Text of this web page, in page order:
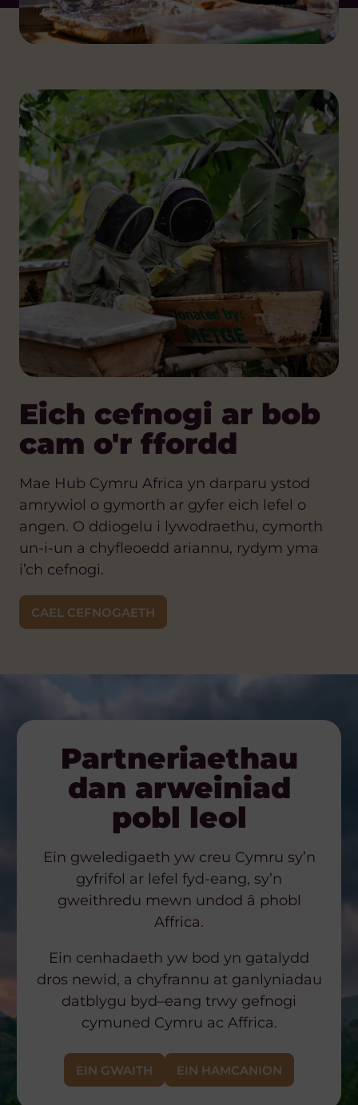
Eich cefnogi ar bob
cam o'r ffordd
Mae Hub Cymru Africa yn darparu ystod
amrywiol o gymorth ar gyfer eich lefel o
angen. O ddiogelu i lywodraethu, cymorth
un-i-un a chyfleoedd ariannu, rydym yma
i’ch cefnogi.
CAEL CEFNOGAETH
Partneriaethau
dan arweiniad
pobl leol
Ein gweledigaeth yw creu Cymru sy’n
gyfrifol ar lefel fyd-eang, sy’n
gweithredu mewn undod â phobl
Affrica.
Ein cenhadaeth yw bod yn gatalydd
dros newid, a chyfrannu at ganlyniadau
datblygu byd–eang trwy gefnogi
cymuned Cymru ac Affrica.
EIN GWAITH EIN HAMCANION